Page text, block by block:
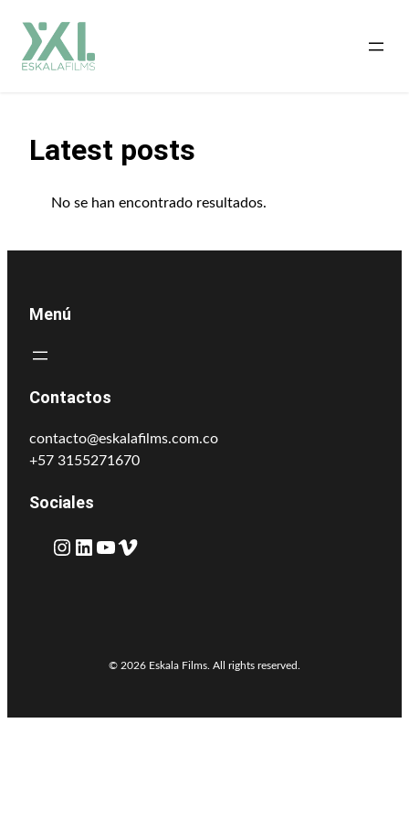
Latest posts
No se han encontrado resultados.
Menú
Contactos
contacto@eskalafilms.com.co
+57 3155271670
Sociales
Instagram LinkedIn YouTube Vimeo
© 2026 Eskala Films. All rights reserved.